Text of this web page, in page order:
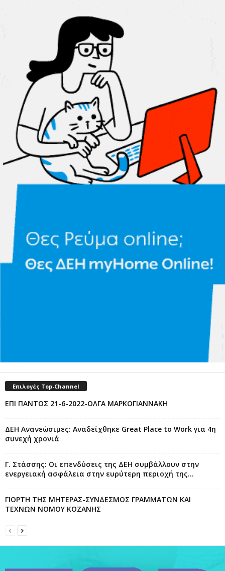
Επιλογές Top-Channel
ΕΠΙ ΠΑΝΤΟΣ 21-6-2022-ΟΛΓΑ ΜΑΡΚΟΓΙΑΝΝΑΚΗ
ΔΕΗ Ανανεώσιμες: Αναδείχθηκε Great Place to Work για 4η
συνεχή χρονιά
Γ. Στάσσης: Οι επενδύσεις της ΔΕΗ συμβάλλουν στην
ενεργειακή ασφάλεια στην ευρύτερη περιοχή της...
ΓΙΟΡΤΗ ΤΗΣ ΜΗΤΕΡΑΣ-ΣΥΝΔΕΣΜΟΣ ΓΡΑΜΜΑΤΩΝ ΚΑΙ
ΤΕΧΝΩΝ ΝΟΜΟΥ ΚΟΖΑΝΗΣ